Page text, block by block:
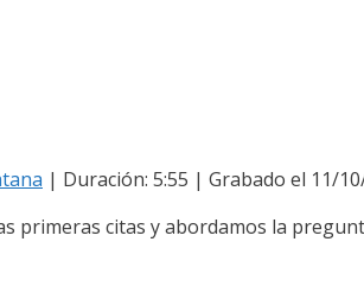
| Duración: 5:55 | Grabado el 11/
primeras citas y abordamos la